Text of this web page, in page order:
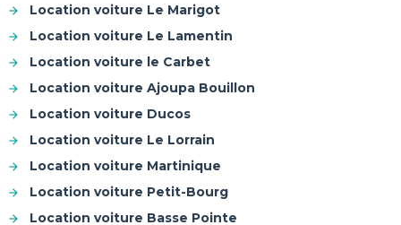
Location voiture Le Marigot
Location voiture Le Lamentin
Location voiture le Carbet
Location voiture Ajoupa Bouillon
Location voiture Ducos
Location voiture Le Lorrain
Location voiture Martinique
Location voiture Petit-Bourg
Location voiture Basse Pointe